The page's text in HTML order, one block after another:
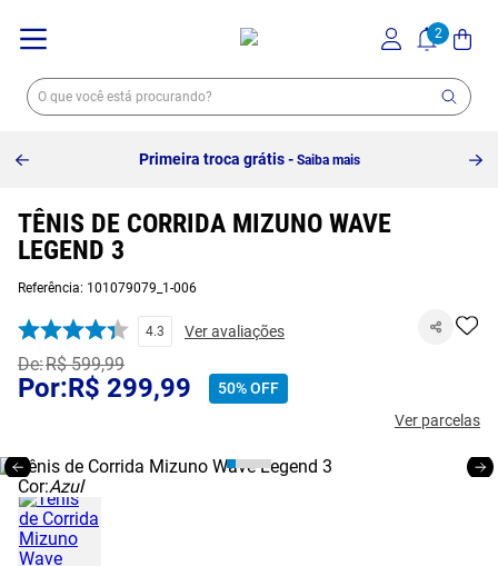
Primeira troca grátis - Saiba mais
TÊNIS DE CORRIDA MIZUNO WAVE
LEGEND 3
Referência: 101079079_1-006
4.3 Ver avaliações
R$ 599,99
R$ 299,99 50%OFF
Ver parcelas
Cor:Azul